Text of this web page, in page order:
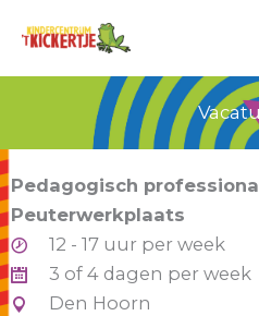
naar
de
Pedagogisch
Peuterwerkplaats
12 - 17 uur per week
3 of 4 dagen per week
Den Hoorn